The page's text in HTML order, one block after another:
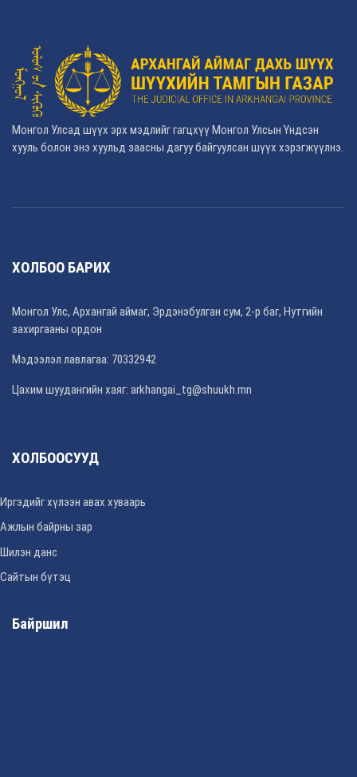
Монгол Улсад шүүх эрх мэдлийг гагцхүү Монгол Улсын Үндсэн
хууль болон энэ хуульд заасны дагуу байгуулсан шүүх хэрэгжүүлнэ.
ХОЛБОО БАРИХ
Монгол Улс, Архангай аймаг, Эрдэнэбулган сум, 2-р баг, Нутгийн
захиргааны ордон
Мэдээлэл лавлагаа: 70332942
Цахим шуудангийн хаяг: arkhangai_tg@shuukh.mn
ХОЛБООСУУД
Иргэдийг хүлээн авах хуваарь
Ажлын байрны зар
Шилэн данс
Сайтын бүтэц
Байршил